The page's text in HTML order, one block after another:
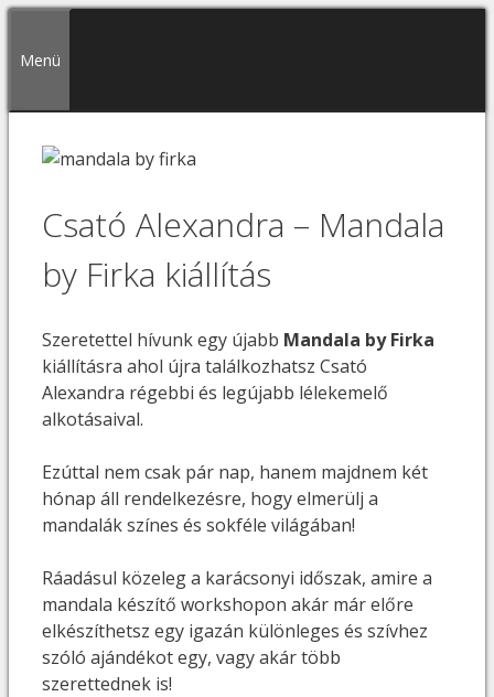
tartalomba
Menü
Csató Alexandra – Mandala
by Firka kiállítás
Szeretettel hívunk egy újabb Mandala by Firka
kiállításra ahol újra találkozhatsz Csató
Alexandra régebbi és legújabb lélekemelő
alkotásaival.
Ezúttal nem csak pár nap, hanem majdnem két
hónap áll rendelkezésre, hogy elmerülj a
mandalák színes és sokféle világában!
Ráadásul közeleg a karácsonyi időszak, amire a
mandala készítő workshopon akár már előre
elkészíthetsz egy igazán különleges és szívhez
szóló ajándékot egy, vagy akár több
szerettednek is!